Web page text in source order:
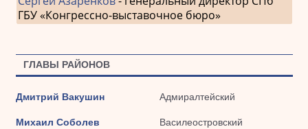
ГБУ «Конгрессно-выставочное бюро»
ГЛАВЫ РАЙОНОВ
Дмитрий Вакушин Адмиралтейский
Михаил Соболев Василеостровский